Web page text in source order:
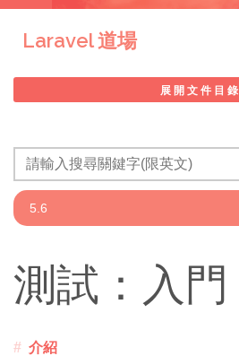
Laravel 道場
展開文件目錄
測試：入門
介紹